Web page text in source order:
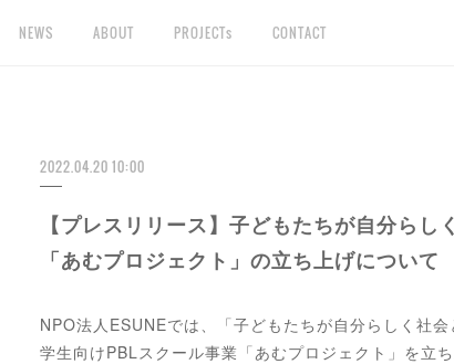
NEWS ABOUT PROJECTs CONTACT
2022.04.20 10:00
【プレスリリース】子どもたちが自分ら
「あむプロジェクト」の立ち上げについて
NPO法人ESUNEでは、「子どもたちが自分らしく社
学生向けPBLスクール事業「あむプロジェクト」を立ち